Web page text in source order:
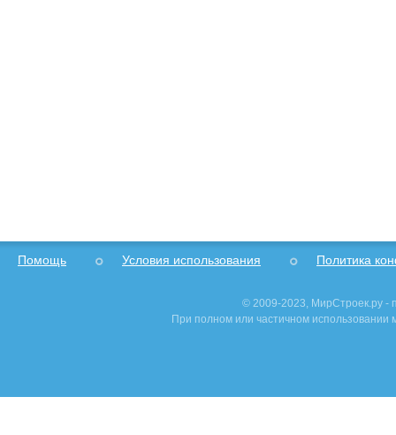
Помощь Условия использования Политика
© 2009-2023, МирСтроек.ру -
При полном или частичном использовании